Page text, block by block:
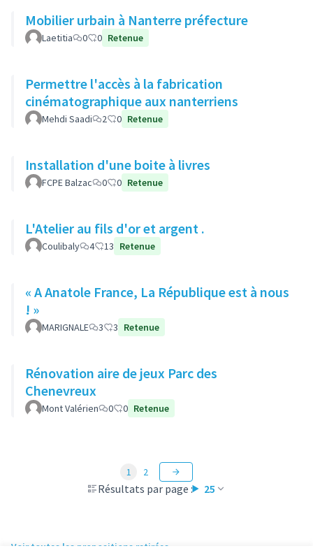
Mobilier urbain à Nanterre préfecture
Laetitia 0 0 Retenue
Permettre l'accès à la fabrication
cinématographique aux nanterriens
Mehdi Saadi 2 0 Retenue
Installation d'une boite à livres
FCPE Balzac 0 0 Retenue
L'Atelier au fils d'or et argent .
Coulibaly 4 13 Retenue
« A Anatole France, La République est à nous
! »
MARIGNALE 3 3 Retenue
Rénovation aire de jeux Parc des
Chenevreux
Mont Valérien 0 0 Retenue
Résultats par page : 25
1 2
Voir toutes les propositions retirées